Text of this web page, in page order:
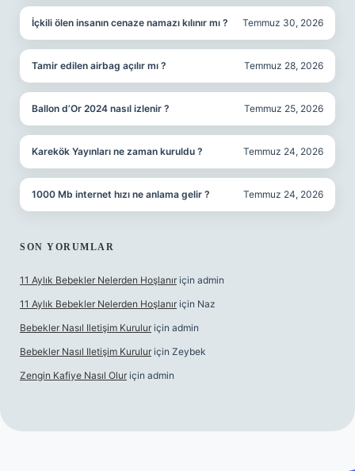
İçkili ölen insanın cenaze namazı kılınır mı ? Temmuz 30, 2026
Tamir edilen airbag açılır mı ? Temmuz 28, 2026
Ballon d’Or 2024 nasıl izlenir ? Temmuz 25, 2026
Karekök Yayınları ne zaman kuruldu ? Temmuz 24, 2026
1000 Mb internet hızı ne anlama gelir ? Temmuz 24, 2026
SON YORUMLAR
11 Aylık Bebekler Nelerden Hoşlanır için admin
11 Aylık Bebekler Nelerden Hoşlanır için Naz
Bebekler Nasıl Iletişim Kurulur için admin
Bebekler Nasıl Iletişim Kurulur için Zeybek
Zengin Kafiye Nasıl Olur için admin